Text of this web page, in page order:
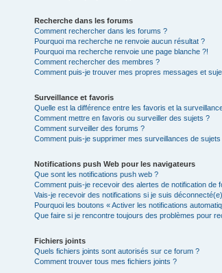
Recherche dans les forums
Comment rechercher dans les forums ?
Pourquoi ma recherche ne renvoie aucun résultat ?
Pourquoi ma recherche renvoie une page blanche ?!
Comment rechercher des membres ?
Comment puis-je trouver mes propres messages et
Surveillance et favoris
Quelle est la différence entre les favoris et la
Comment mettre en favoris ou surveiller des sujets ?
Comment surveiller des forums ?
Comment puis-je supprimer mes surveillances de sujets
Notifications push Web pour les navigateurs
Que sont les notifications push web ?
Comment puis-je recevoir des alertes de notification de
Vais-je recevoir des notifications si je suis
Pourquoi les boutons « Activer les notifications
Que faire si je rencontre toujours des problèmes pour
Fichiers joints
Quels fichiers joints sont autorisés sur ce forum ?
Comment trouver tous mes fichiers joints ?